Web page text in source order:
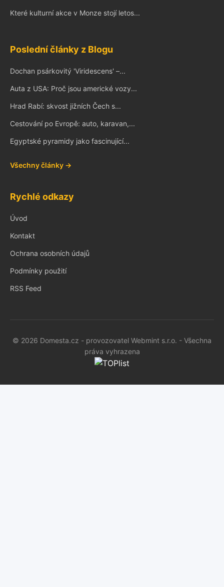
Které kulturní akce v Monze stojí letos...
Poslední články z Blogu
Dochan psárkovitý 'Viridescens' –...
Auta z USA: Proč jsou americké vozy...
Hrad Rabí: skvost jižních Čech s...
Cestování po Evropě: auto, karavan,...
Egyptské pyramidy jako fascinující...
Všechny články →
Rychlé odkazy
Úvod
Kontakt
Ochrana osobních údajů
Podmínky použití
RSS Feed
© 2026 Domesta.cz - provozovatel Webmint s.r.o. - Všechna
práva vyhrazena